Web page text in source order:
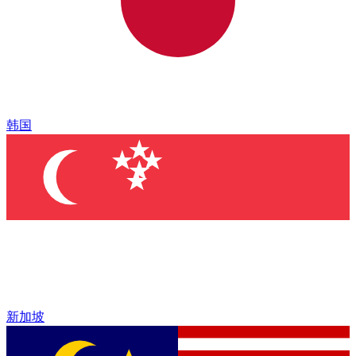
韩国
新加坡